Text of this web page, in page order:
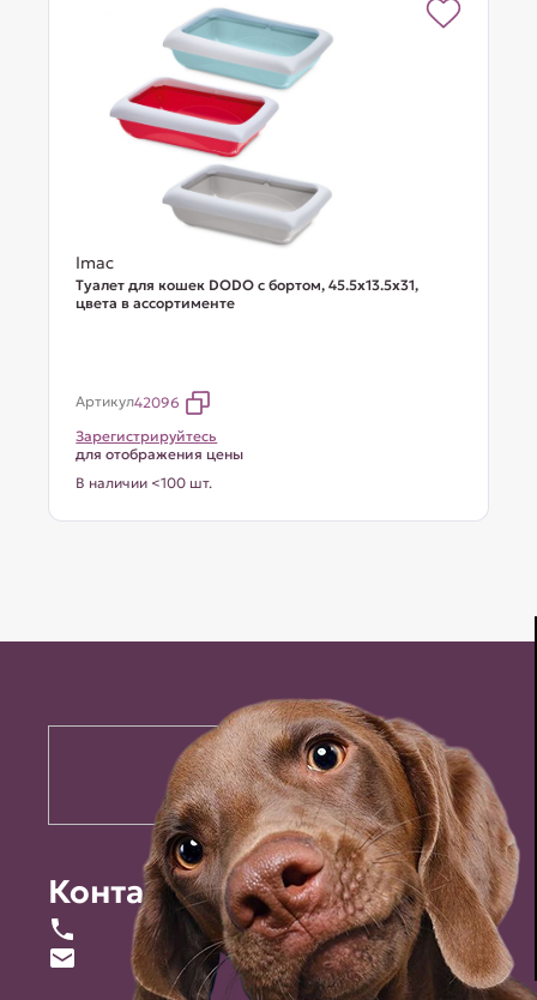
Imac
Туалет для кошек DODO с бортом, 45.5х13.5х31,
цвета в ассортименте
Артикул42096
Зарегистрируйтесь
для отображения цены
В наличии <100 шт.
Контакты